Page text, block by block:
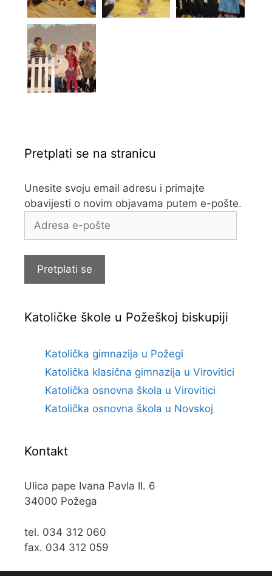
Pretplati se na stranicu
Unesite svoju email adresu i primajte
obavijesti o novim objavama putem e-pošte.
e-
Pretplati se
Katoličke škole u Požeškoj biskupiji
Katolička gimnazija u Požegi
Katolička klasična gimnazija u Virovitici
Katolička osnovna škola u Virovitici
Katolička osnovna škola u Novskoj
Kontakt
Ulica pape Ivana Pavla II. 6
34000 Požega
tel. 034 312 060
fax. 034 312 059